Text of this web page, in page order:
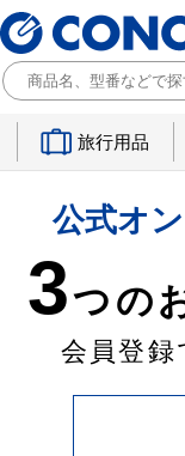
旅行用品
公式オ
3つの
会員登録